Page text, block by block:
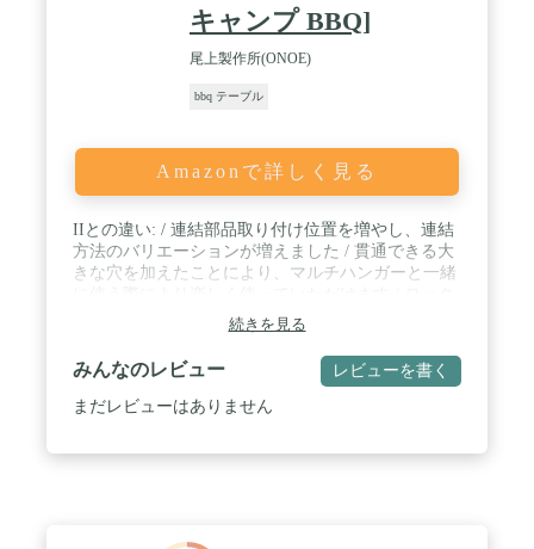
キャンプ BBQ]
尾上製作所(ONOE)
bbq テーブル
Amazonで詳しく見る
IIとの違い: / 連結部品取り付け位置を増やし、連結
方法のバリエーションが増えました / 貫通できる大
きな穴を加えたことにより、マルチハンガーと一緒
部分も、グラ付き防止を優先した構造に変更をして
おります / ロゴについても4枚全てに新ロゴを取り
入れ、他社類似商品と混同することのない仕様とな
っております
続きを見る
みんなのレビュー レビューを書く
まだレビューはありません